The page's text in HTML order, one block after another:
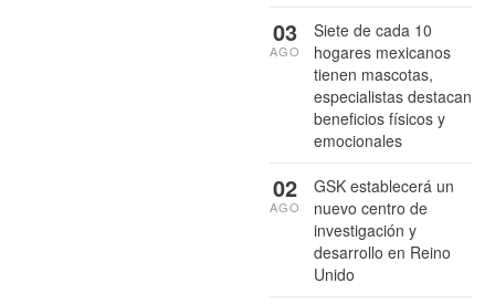
Siete de cada 10
hogares mexicanos
tienen mascotas,
especialistas destacan
beneficios físicos y
emocionales
03
AGO
GSK establecerá un
nuevo centro de
investigación y
desarrollo en Reino
Unido
02
AGO